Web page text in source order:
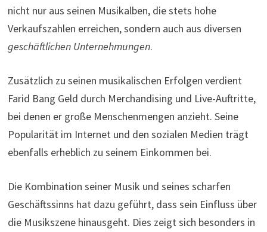
nicht nur aus seinen Musikalben, die stets hohe
Verkaufszahlen erreichen, sondern auch aus diversen
geschäftlichen Unternehmungen.
Zusätzlich zu seinen musikalischen Erfolgen verdient
Farid Bang Geld durch Merchandising und Live-Auftritte,
bei denen er große Menschenmengen anzieht. Seine
Popularität im Internet und den sozialen Medien trägt
ebenfalls erheblich zu seinem Einkommen bei.
Die Kombination seiner Musik und seines scharfen
Geschäftssinns hat dazu geführt, dass sein Einfluss über
die Musikszene hinausgeht. Dies zeigt sich besonders in